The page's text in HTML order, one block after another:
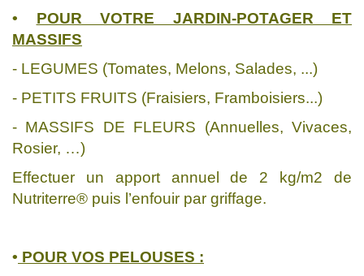
• POUR VOTRE JARDIN-POTAGER ET
MASSIFS
- LEGUMES (Tomates, Melons, Salades, ...)
- PETITS FRUITS (Fraisiers, Framboisiers...)
- MASSIFS DE FLEURS (Annuelles, Vivaces,
Rosier, …)
Effectuer un apport annuel de 2 kg/m2 de
Nutriterre® puis l’enfouir par griffage.
• POUR VOS PELOUSES :